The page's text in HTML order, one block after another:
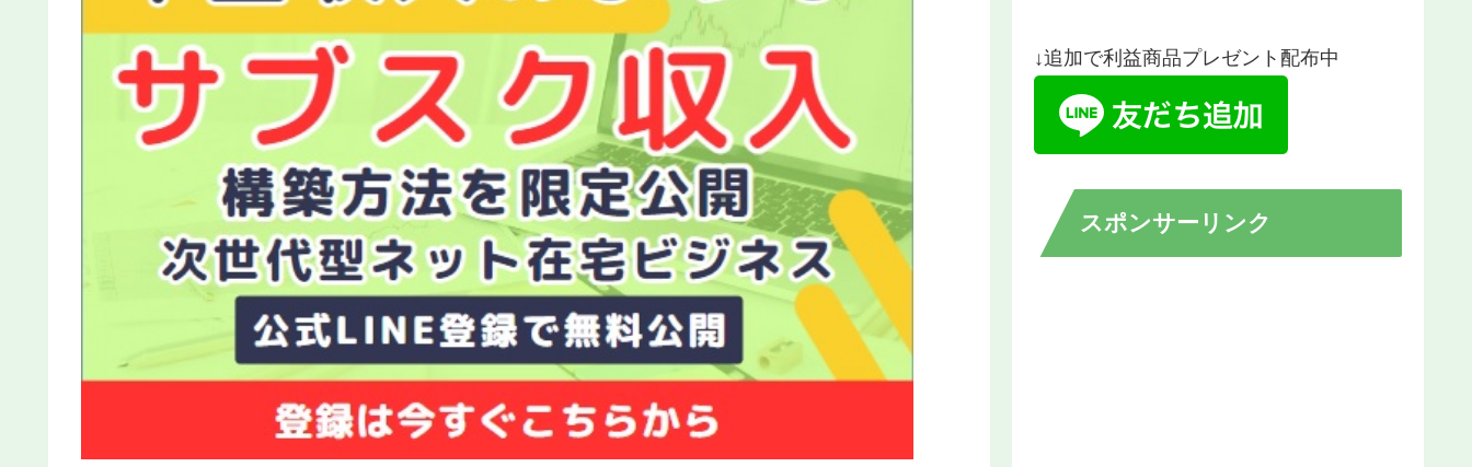
↓追加で利益商品プレゼント配布中
スポンサーリンク